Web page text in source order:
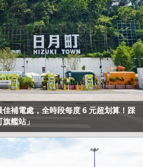
補電處，全時段每度 6 元超划算！踩
艦站」